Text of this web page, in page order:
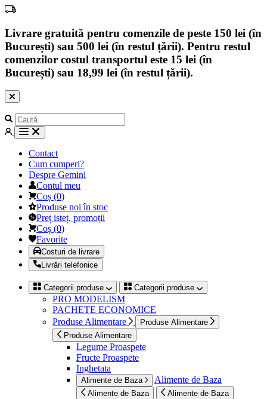
Livrare gratuită pentru comenzile de peste 150 lei (în
București) sau 500 lei (în restul țării). Pentru restul
comenzilor costul transportul este 15 lei (în
București) sau 18,99 lei (în restul țării).
Contact
Cum cumperi?
Despre Gemini
Contul meu
Coș (0)
Produse noi în stoc
Preț isteț, promoții
Coș (0)
Favorite
Costuri de livrare
Livrări telefonice
Categorii produse Categorii produse
PRO MODELISM
PACHETE ECONOMICE
Produse Alimentare
Produse Alimentare
Produse Alimentare
Legume Proaspete
Fructe Proaspete
Inghetata
Alimente de Baza Alimente de Baza
Alimente de Baza Alimente de Baza